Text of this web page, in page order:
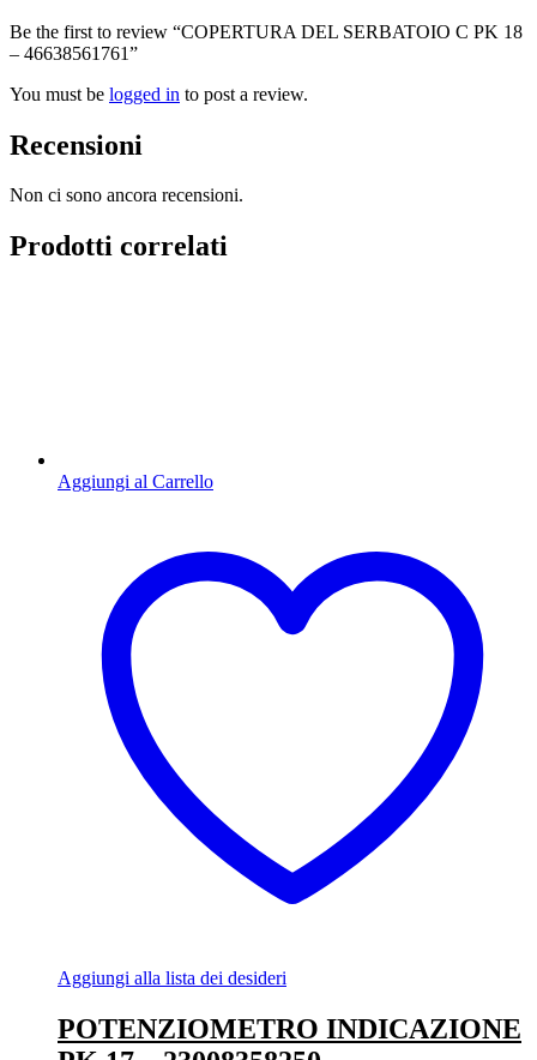
Be the first to review “COPERTURA DEL SERBATOIO C PK 18
– 46638561761”
You must be logged in to post a review.
Recensioni
Non ci sono ancora recensioni.
Prodotti correlati
Aggiungi al Carrello
Aggiungi alla lista dei desideri
POTENZIOMETRO INDICAZIONE